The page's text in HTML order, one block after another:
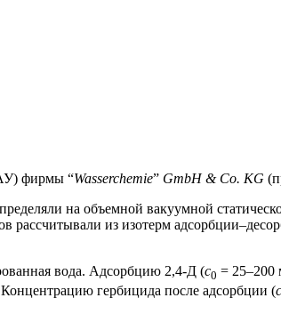
фирмы “Wasserchemie” GmbH & Co. KG
на объемной вакуумной
рассчитывали из изотерм
вода. Адсорбцию 2,4-Д (с0 = 25–200
гербицида после адсорбции (с